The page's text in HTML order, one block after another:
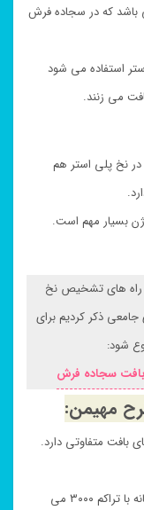
باشد که در سجاده فرش
استفاده می شود
می زنند.
در نخ پلی استر هم
بسیار مهم است.
و راه های تشخیص نخ
ذکر کردیم برای
شود:
سجاده فرش
مهیمن:
بافت متفاوتی دارد.
بترتیب بالاترین کیفیت بافت سجاده فرش ۷۰۰ شانه با تراکم ۳۰۰۰ می